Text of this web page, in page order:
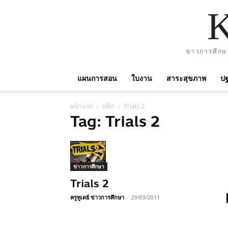
ข่าวการศึก
แผนการสอน ใบงาน สาระสุขภาพ ป
หน้าแรก แท็ก Trials 2
Tag: Trials 2
ข่าวการศึกษา
Trials 2
ครูทูเดย์ ข่าวการศึกษา - 29/03/2011